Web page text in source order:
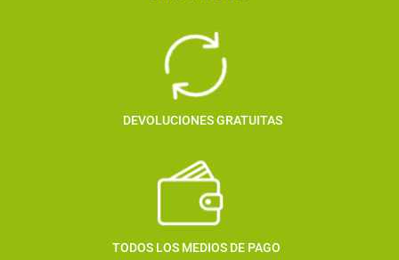
DEVOLUCIONES GRATUITAS
TODOS LOS MEDIOS DE PAGO